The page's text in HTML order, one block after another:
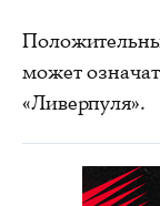
может
«Ливерпуля».